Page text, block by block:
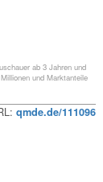
ab 3 Jahren und
und Marktanteile
qmde.de/111096